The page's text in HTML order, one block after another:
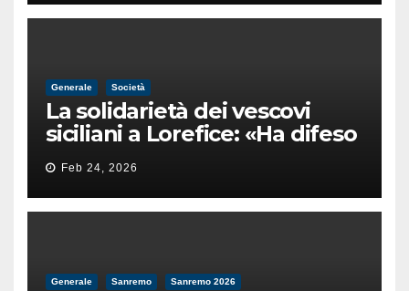
Generale Società
La solidarietà dei vescovi
siciliani a Lorefice: «Ha difeso
il valore e la dignità
dell’umanità»
Feb 24, 2026
Generale Sanremo Sanremo 2026